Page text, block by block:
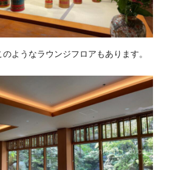
ようなラウンジフロアもあります。